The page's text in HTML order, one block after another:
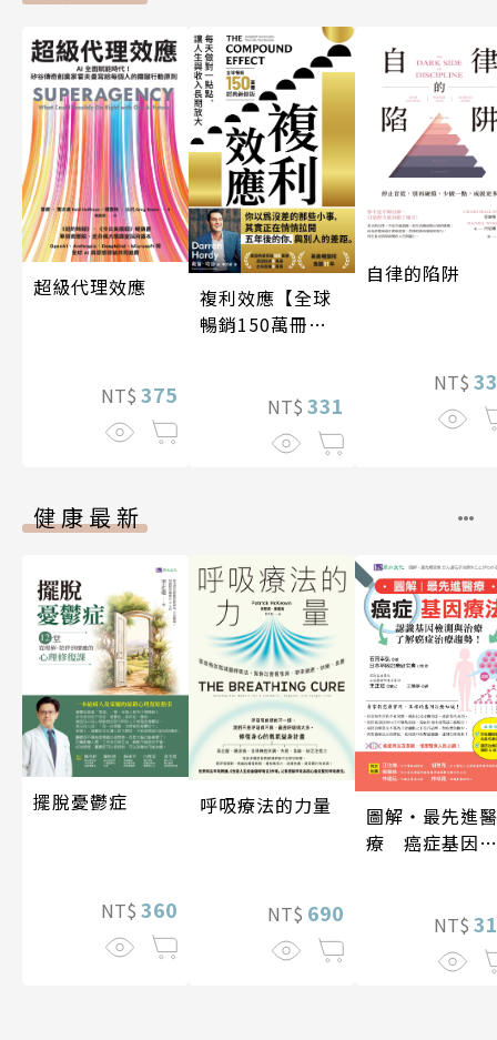
超級代理效應
NT$ 375
複利效應【全球
暢銷150萬冊・
NT$ 331
自律的陷阱
NT$
健康最新
擺脫憂鬱症
NT$ 360
呼吸療法的力量
NT$ 690
圖解‧最先進醫
療 癌症基因療
NT$